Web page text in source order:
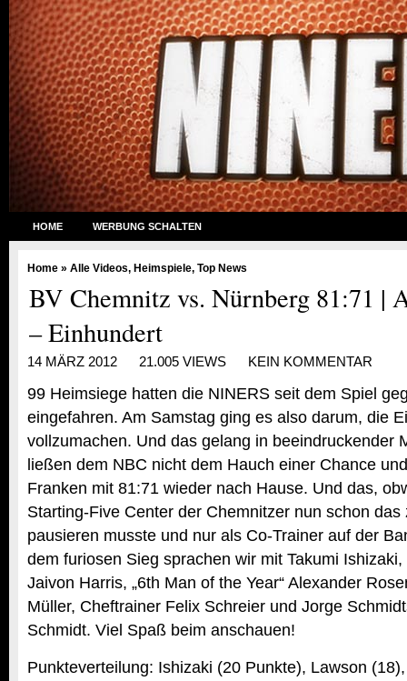
HOME WERBUNG SCHALTEN
Home » Alle Videos, Heimspiele, Top News
BV Chemnitz vs. Nürnberg 81:71 |
– Einhundert
14 MÄRZ 2012 21.005 VIEWS KEIN KOMMENTAR
99 Heimsiege hatten die NINERS seit dem Spiel
eingefahren. Am Samstag ging es also darum, die
vollzumachen. Und das gelang in beeindruckender
ließen dem NBC nicht dem Hauch einer Chance
Franken mit 81:71 wieder nach Hause. Und das,
Starting-Five Center der Chemnitzer nun schon
pausieren musste und nur als Co-Trainer auf der
dem furiosen Sieg sprachen wir mit Takumi
Jaivon Harris, „6th Man of the Year“ Alexander
Müller, Cheftrainer Felix Schreier und Jorge
Schmidt. Viel Spaß beim anschauen!
Punkteverteilung: Ishizaki (20 Punkte), Lawson